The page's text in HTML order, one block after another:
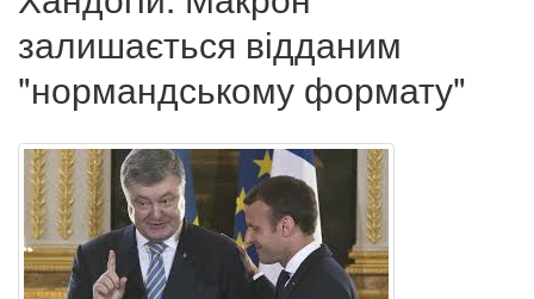
залишається відданим
"нормандському формату"